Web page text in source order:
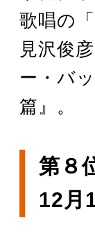
歌唱の
見沢俊
ー・バ
篇』。
第８
12月